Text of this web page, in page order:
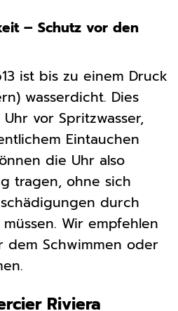
– Schutz vor den
ist bis zu einem Druck
wasserdicht. Dies
vor Spritzwasser,
Eintauchen
die Uhr also
tragen, ohne sich
durch
Wir empfehlen
dem Schwimmen oder
Riviera